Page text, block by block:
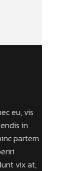
eu, vis
in
partem
vix at,